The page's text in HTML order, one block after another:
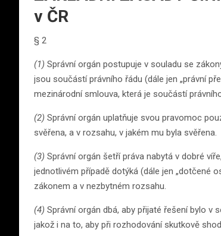
v ČR
§ 2
(1) Správní orgán postupuje v souladu se
jsou součástí právního řádu (dále jen „právní
mezinárodní smlouva, která je součástí
(2) Správní orgán uplatňuje svou pravomoc
svěřena, a v rozsahu, v jakém mu byla svěřena.
(3) Správní orgán šetří práva nabytá v dobré
jednotlivém případě dotýká (dále jen „dotčené
zákonem a v nezbytném rozsahu.
(4) Správní orgán dbá, aby přijaté řešení bylo v
jakož i na to, aby při rozhodování skutkově